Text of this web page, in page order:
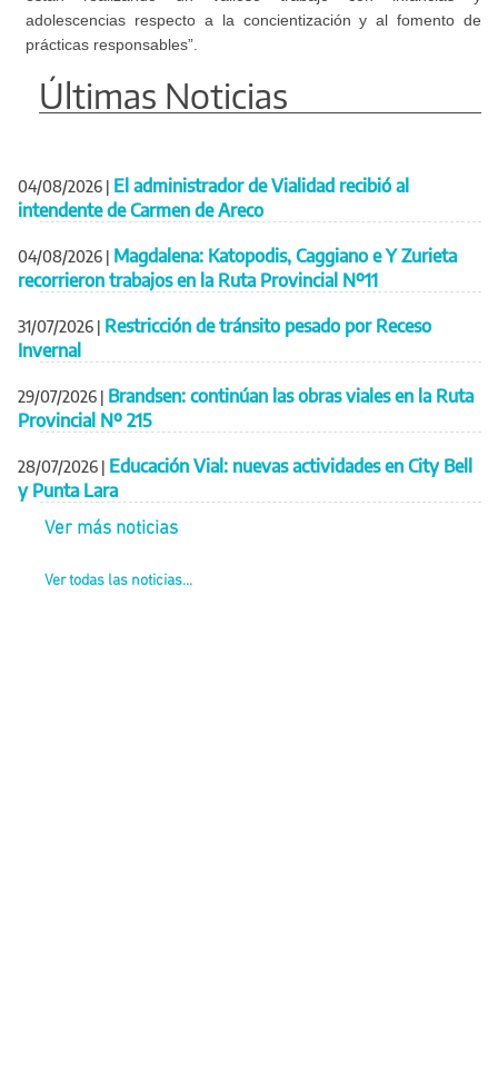
adolescencias respecto a la concientización y al fomento de
prácticas responsables”.
Últimas Noticias
04/08/2026 | El administrador de Vialidad recibió al
intendente de Carmen de Areco
04/08/2026 | Magdalena: Katopodis, Caggiano e Y Zurieta
recorrieron trabajos en la Ruta Provincial Nº11
31/07/2026 | Restricción de tránsito pesado por Receso
Invernal
29/07/2026 | Brandsen: continúan las obras viales en la Ruta
Provincial Nº 215
28/07/2026 | Educación Vial: nuevas actividades en City Bell
y Punta Lara
Ver más noticias
Ver todas las noticias...